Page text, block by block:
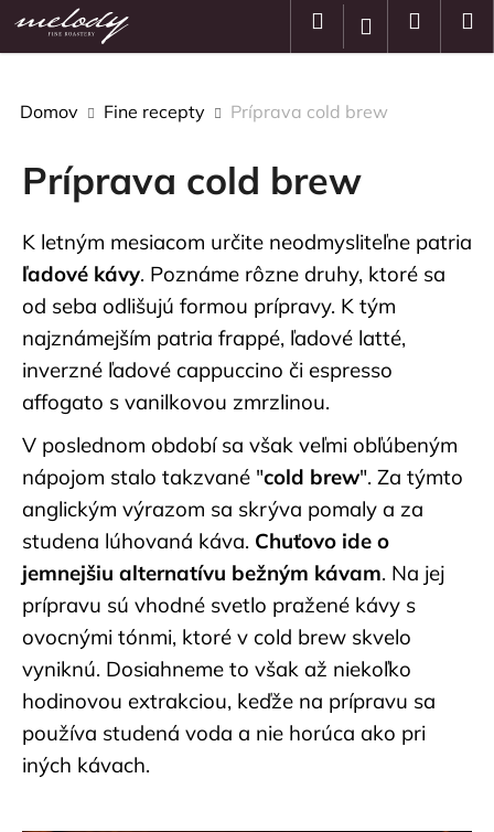
na
obsah
Hľadať Prihlásenie
košík
Domov Fine recepty Príprava cold brew
Príprava cold brew
K letným mesiacom určite neodmysliteľne patria
ľadové kávy. Poznáme rôzne druhy, ktoré sa
od seba odlišujú formou prípravy. K tým
najznámejším patria frappé, ľadové latté,
inverzné ľadové cappuccino či espresso
affogato s vanilkovou zmrzlinou.
V poslednom období sa však veľmi obľúbeným
nápojom stalo takzvané "cold brew". Za týmto
anglickým výrazom sa skrýva pomaly a za
studena lúhovaná káva. Chuťovo ide o
jemnejšiu alternatívu bežným kávam. Na jej
prípravu sú vhodné svetlo pražené kávy s
ovocnými tónmi, ktoré v cold brew skvelo
vyniknú. Dosiahneme to však až niekoľko
hodinovou extrakciou, keďže na prípravu sa
používa studená voda a nie horúca ako pri
iných kávach.
Späť
Späť
Č
p
t
r
e
b
u
j
e
t
e
n
á
j
s
ť
?